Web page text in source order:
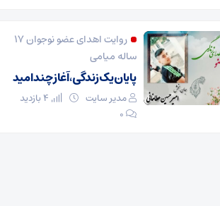
روایت اهدای عضو نوجوان ۱۷
ساله میامی
پایان یک زندگی، آغاز چند امید
مدیر سایت
۰